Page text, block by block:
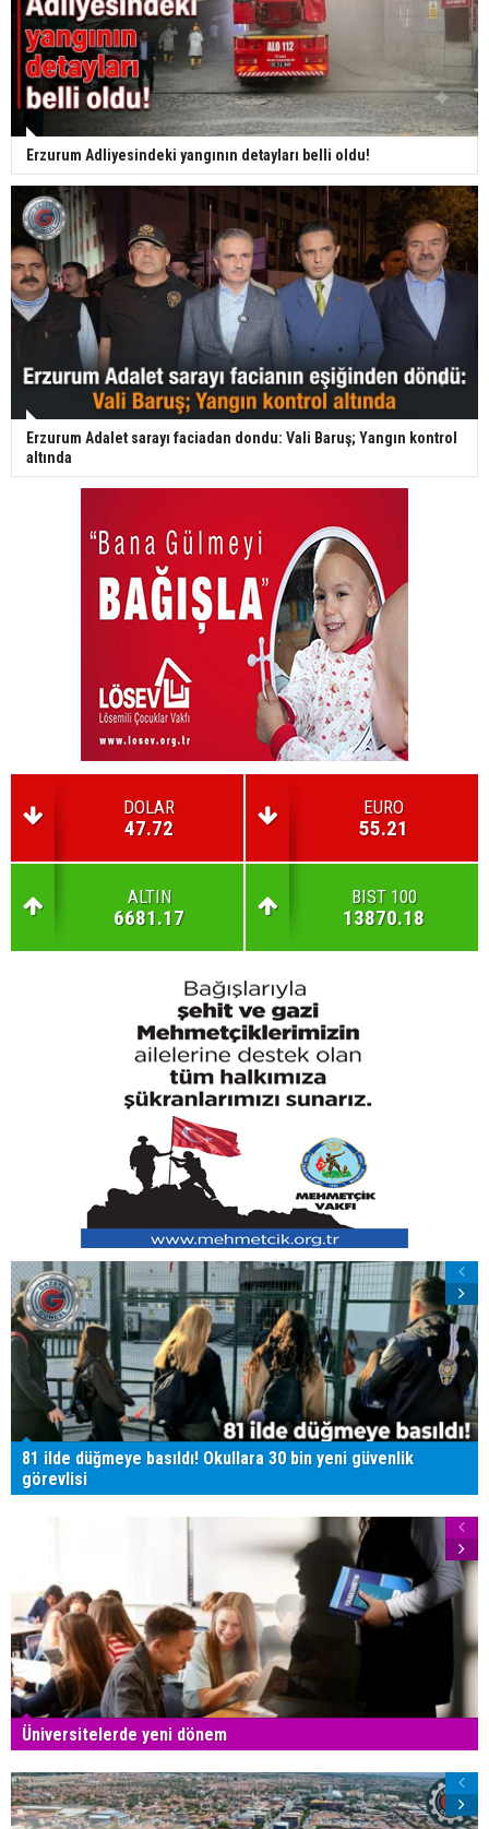
Erzurum Adliyesindeki yangının detayları belli oldu!
Erzurum Adalet sarayı faciadan dondu: Vali Baruş; Yangın kontrol
altında
DOLAR
47.72
EURO
55.21
ALTIN
6681.17
BIST 100
13870.18
81 ilde düğmeye basıldı! Okullara 30 bin yeni güvenlik
görevlisi
Üniversitelerde yeni dönem